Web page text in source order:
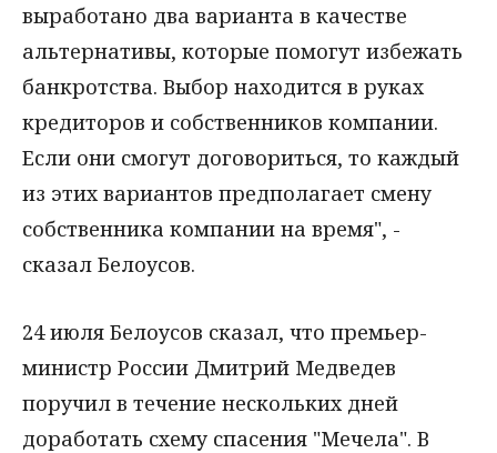
выработано два варианта в качестве
альтернативы, которые помогут избежать
банкротства. Выбор находится в руках
кредиторов и собственников компании.
Если они смогут договориться, то каждый
из этих вариантов предполагает смену
собственника компании на время", -
сказал Белоусов.
24 июля Белоусов сказал, что премьер-
министр России Дмитрий Медведев
поручил в течение нескольких дней
доработать схему спасения "Мечела". В